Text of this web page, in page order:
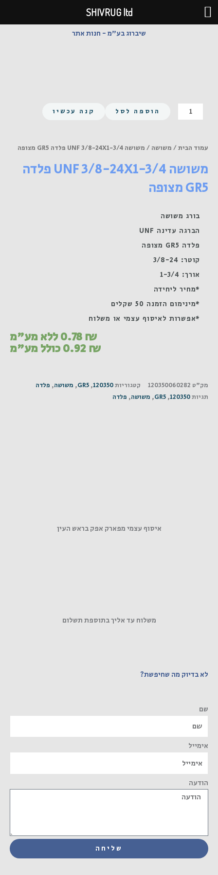
דילוג
לתוכן
שיברוג בע"מ - חנות אתר
כמות
של
24X1-
פלדה
מצופה
הוספה לסל קנה עכשיו
עמוד הבית/ משושה / משושה UNF 3/8-24X1-3/4 פלדה GR5 מצופה
משושה UNF 3/8-24X1-3/4 פלדה
GR5 מצופה
בורג משושה
הברגה עדינה UNF
פלדה GR5 מצופה
קוטר: 3/8-24
אורך: 1-3/4
*מחיר ליחידה
*מינימום הזמנה 50 שקלים
*אפשרות לאיסוף עצמי או משלוח
0.78₪ ללא מע"מ
0.92₪ כולל מע"מ
מק"ט 120350060282 קטגוריות120350
,
GR5
, משושה, פלדה
תגיות120350
,
GR5
, משושה, פלדה
איסוף עצמי מפארק אפק בראש העין
משלוח עד אליך בתוספת תשלום
לא בדיוק מה שחיפשת?
שם
אימייל
הודעה
שליחה
SHIVRUG ltd